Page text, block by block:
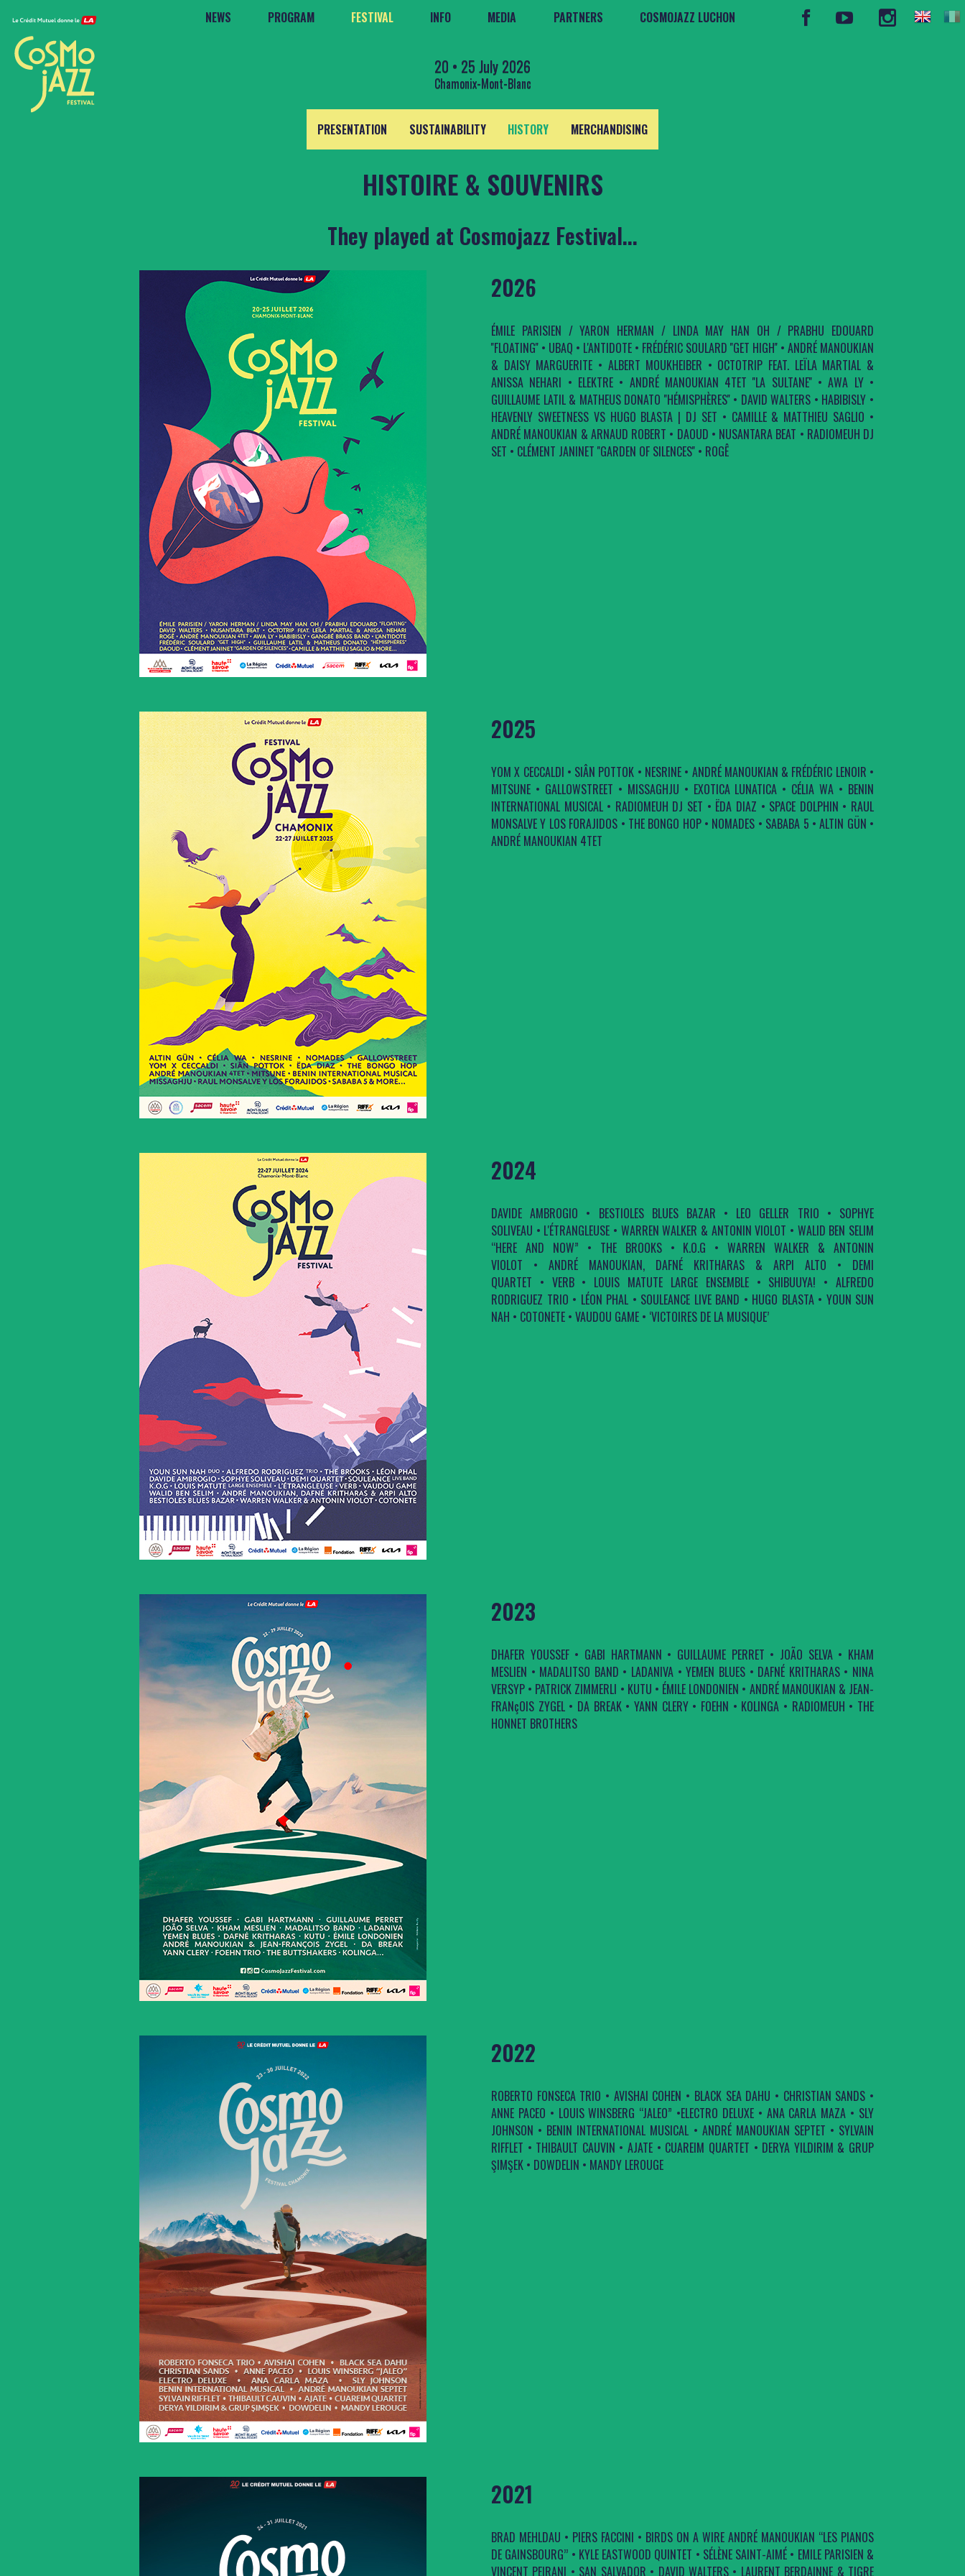
NEWS PROGRAM FESTIVAL INFO MEDIA PARTNERS COSMOJAZZ LUCHON
20 • 25 July 2026
Chamonix-Mont-Blanc
PRESENTATION SUSTAINABILITY HISTORY MERCHANDISING
HISTOIRE & SOUVENIRS
They played at Cosmojazz Festival...
2026
ÉMILE PARISIEN / YARON HERMAN / LINDA MAY HAN OH / PRABHU EDOUARD
''FLOATING'' • UBAQ • L'ANTIDOTE • FRÉDÉRIC SOULARD ''GET HIGH'' • ANDRÉ MANOUKIAN
& DAISY MARGUERITE • ALBERT MOUKHEIBER • OCTOTRIP FEAT. LEÏLA MARTIAL &
ANISSA NEHARI • ELEKTRE • ANDRÉ MANOUKIAN 4TET ''LA SULTANE'' • AWA LY •
GUILLAUME LATIL & MATHEUS DONATO ''HÉMISPHÈRES'' • DAVID WALTERS • HABIBISLY •
HEAVENLY SWEETNESS VS HUGO BLASTA | DJ SET • CAMILLE & MATTHIEU SAGLIO •
ANDRÉ MANOUKIAN & ARNAUD ROBERT • DAOUD • NUSANTARA BEAT • RADIOMEUH DJ
SET • CLÉMENT JANINET ''GARDEN OF SILENCES'' • ROGÊ
2025
YOM X CECCALDI • SIÂN POTTOK • NESRINE • ANDRÉ MANOUKIAN & FRÉDÉRIC LENOIR •
MITSUNE • GALLOWSTREET • MISSAGHJU • EXOTICA LUNATICA • CÉLIA WA • BENIN
INTERNATIONAL MUSICAL • RADIOMEUH DJ SET • ËDA DIAZ • SPACE DOLPHIN • RAUL
MONSALVE Y LOS FORAJIDOS • THE BONGO HOP • NOMADES • SABABA 5 • ALTIN GÜN •
ANDRÉ MANOUKIAN 4TET
2024
DAVIDE AMBROGIO • BESTIOLES BLUES BAZAR • LEO GELLER TRIO • SOPHYE
SOLIVEAU • L'ÉTRANGLEUSE • WARREN WALKER & ANTONIN VIOLOT • WALID BEN SELIM
“HERE AND NOW” • THE BROOKS • K.O.G • WARREN WALKER & ANTONIN
VIOLOT • ANDRÉ MANOUKIAN, DAFNÉ KRITHARAS & ARPI ALTO • DEMI
QUARTET • VERB • LOUIS MATUTE LARGE ENSEMBLE • SHIBUUYA! • ALFREDO
RODRIGUEZ TRIO • LÉON PHAL • SOULEANCE LIVE BAND • HUGO BLASTA • YOUN SUN
NAH • COTONETE • VAUDOU GAME • ‘VICTOIRES DE LA MUSIQUE’
2023
DHAFER YOUSSEF • GABI HARTMANN • GUILLAUME PERRET • JOÃO SELVA • KHAM
MESLIEN • MADALITSO BAND • LADANIVA • YEMEN BLUES • DAFNÉ KRITHARAS • NINA
VERSYP • PATRICK ZIMMERLI • KUTU • ÉMILE LONDONIEN • ANDRÉ MANOUKIAN & JEAN-
FRANçOIS ZYGEL • DA BREAK • YANN CLERY • FOEHN • KOLINGA • RADIOMEUH • THE
HONNET BROTHERS
2022
ROBERTO FONSECA TRIO • AVISHAI COHEN • BLACK SEA DAHU • CHRISTIAN SANDS •
ANNE PACEO • LOUIS WINSBERG “JALEO” •ELECTRO DELUXE • ANA CARLA MAZA • SLY
JOHNSON • BENIN INTERNATIONAL MUSICAL • ANDRÉ MANOUKIAN SEPTET • SYLVAIN
RIFFLET • THIBAULT CAUVIN • AJATE • CUAREIM QUARTET • DERYA YILDIRIM & GRUP
ŞIMŞEK • DOWDELIN • MANDY LEROUGE
2021
BRAD MEHLDAU • PIERS FACCINI • BIRDS ON A WIRE ANDRÉ MANOUKIAN ‘‘LES PIANOS
DE GAINSBOURG’’ • KYLE EASTWOOD QUINTET • SÉLÈNE SAINT-AIMÉ • EMILE PARISIEN &
VINCENT PEIRANI • SAN SALVADOR • DAVID WALTERS • LAURENT BERDAINNE & TIGRE